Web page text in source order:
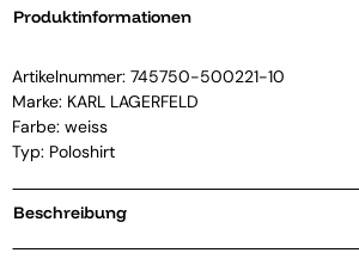
Produktinformationen
Artikelnummer: 745750-500221-10
Marke: KARL LAGERFELD
Farbe: weiss
Typ: Poloshirt
Beschreibung